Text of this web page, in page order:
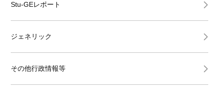
Stu-GEレポート
ジェネリック
その他行政情報等